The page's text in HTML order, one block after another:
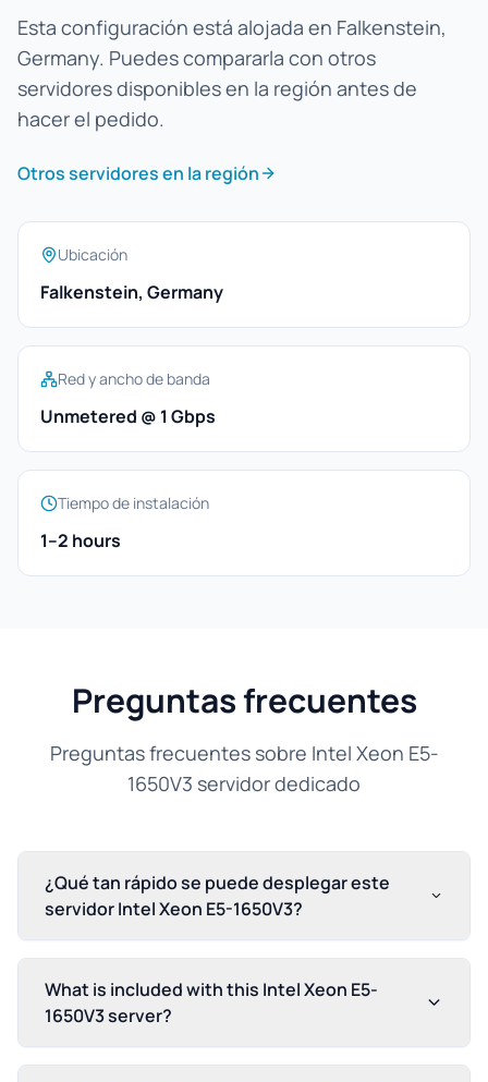
Esta configuración está alojada en Falkenstein,
Germany. Puedes compararla con otros
servidores disponibles en la región antes de
hacer el pedido.
Otros servidores en la región
Ubicación
Falkenstein, Germany
Red y ancho de banda
Unmetered @ 1 Gbps
Tiempo de instalación
1–2 hours
Preguntas frecuentes
Preguntas frecuentes sobre Intel Xeon E5-
1650V3 servidor dedicado
¿Qué tan rápido se puede desplegar este
servidor Intel Xeon E5-1650V3?
What is included with this Intel Xeon E5-
1650V3 server?